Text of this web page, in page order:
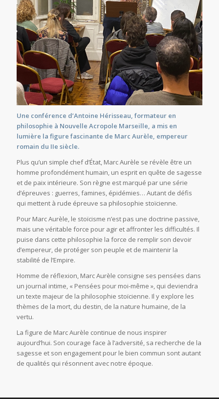
Une conférence d’Antoine Hérisseau, formateur en
philosophie à Nouvelle Acropole Marseille, a mis en
lumière la figure fascinante de Marc Aurèle, empereur
romain du IIe siècle.
Plus qu’un simple chef d’État, Marc Aurèle se révèle être un
homme profondément humain, un esprit en quête de sagesse
et de paix intérieure. Son règne est marqué par une série
d’épreuves : guerres, famines, épidémies… Autant de défis
qui mettent à rude épreuve sa philosophie stoïcienne.
Pour Marc Aurèle, le stoïcisme n’est pas une doctrine passive,
mais une véritable force pour agir et affronter les difficultés. Il
puise dans cette philosophie la force de remplir son devoir
d’empereur, de protéger son peuple et de maintenir la
stabilité de l’Empire.
Homme de réflexion, Marc Aurèle consigne ses pensées dans
un journal intime, « Pensées pour moi-même », qui deviendra
un texte majeur de la philosophie stoïcienne. Il y explore les
thèmes de la mort, du destin, de la nature humaine, de la
vertu.
La figure de Marc Aurèle continue de nous inspirer
aujourd’hui. Son courage face à l’adversité, sa recherche de la
sagesse et son engagement pour le bien commun sont autant
de qualités qui résonnent avec notre époque.